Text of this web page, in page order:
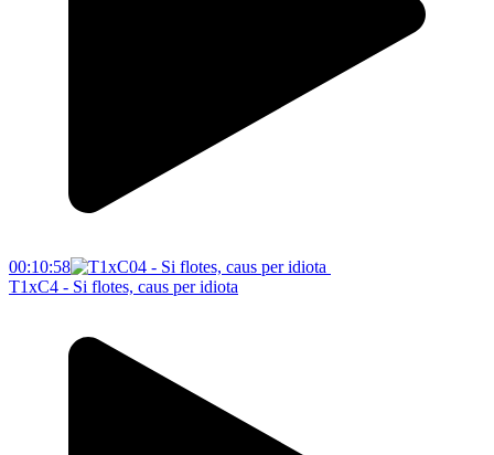
00:10:58
T1xC4 - Si flotes, caus per idiota